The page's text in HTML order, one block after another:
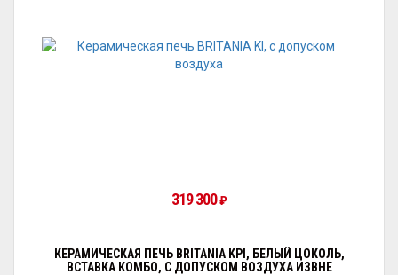
319 300₽
КЕРАМИЧЕСКАЯ ПЕЧЬ BRITANIA KPI, БЕЛЫЙ ЦОКОЛЬ,
ВСТАВКА КОМБО, С ДОПУСКОМ ВОЗДУХА ИЗВНЕ